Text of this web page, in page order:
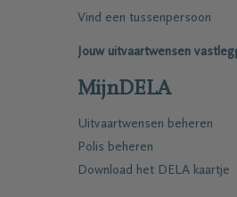
Vind een tussenpersoon
Jouw uitvaartwensen
MijnDELA
Uitvaartwensen beheren
Polis beheren
Download het DELA kaartje